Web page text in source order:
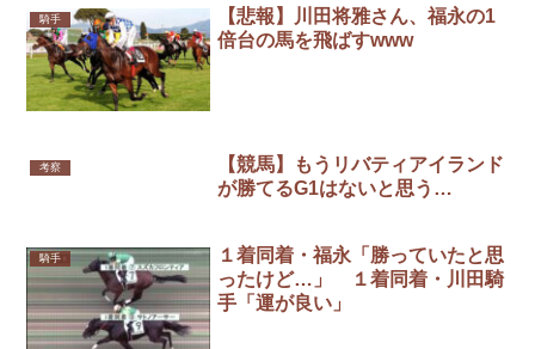
騎手
【悲報】川田将雅さん、福永の1
倍台の馬を飛ばすwww
考察
【競馬】もうリバティアイランド
が勝てるG1はないと思う…
騎手
１着同着・福永「勝っていたと思
ったけど…」 １着同着・川田騎
手「運が良い」